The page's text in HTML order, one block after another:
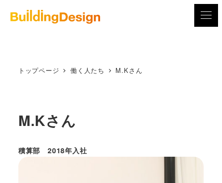
メ
イ
トップページ 働く人たち M.Kさん
M.Kさん
積算部 2018年入社